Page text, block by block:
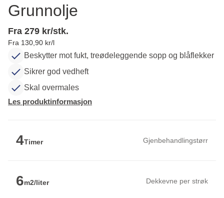
Grunnolje
Fra 279 kr/stk.
Fra 130,90 kr/l
Beskytter mot fukt, treødeleggende sopp og blåflekker
Sikrer god vedheft
Skal overmales
Les produktinformasjon
4Timer Gjenbehandlingstørr
6m2/liter Dekkevne per strøk